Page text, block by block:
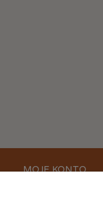
MOJE KONTO